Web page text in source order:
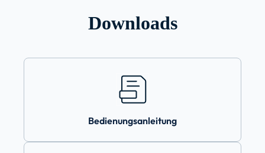
Downloads
Bedienungsanleitung